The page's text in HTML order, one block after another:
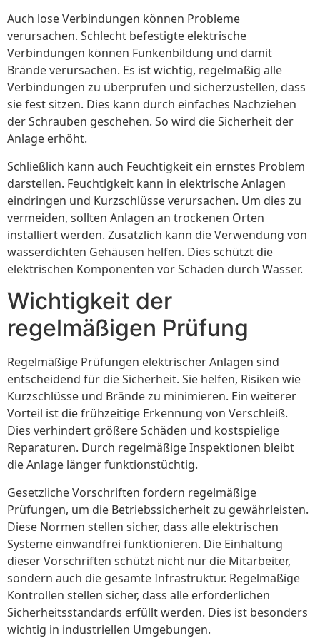
Auch lose Verbindungen können Probleme
verursachen. Schlecht befestigte elektrische
Verbindungen können Funkenbildung und damit
Brände verursachen. Es ist wichtig, regelmäßig alle
Verbindungen zu überprüfen und sicherzustellen, dass
sie fest sitzen. Dies kann durch einfaches Nachziehen
der Schrauben geschehen. So wird die Sicherheit der
Anlage erhöht.
Schließlich kann auch Feuchtigkeit ein ernstes Problem
darstellen. Feuchtigkeit kann in elektrische Anlagen
eindringen und Kurzschlüsse verursachen. Um dies zu
vermeiden, sollten Anlagen an trockenen Orten
installiert werden. Zusätzlich kann die Verwendung von
wasserdichten Gehäusen helfen. Dies schützt die
elektrischen Komponenten vor Schäden durch Wasser.
Wichtigkeit der
regelmäßigen Prüfung
Regelmäßige Prüfungen elektrischer Anlagen sind
entscheidend für die Sicherheit. Sie helfen, Risiken wie
Kurzschlüsse und Brände zu minimieren. Ein weiterer
Vorteil ist die frühzeitige Erkennung von Verschleiß.
Dies verhindert größere Schäden und kostspielige
Reparaturen. Durch regelmäßige Inspektionen bleibt
die Anlage länger funktionstüchtig.
Gesetzliche Vorschriften fordern regelmäßige
Prüfungen, um die Betriebssicherheit zu gewährleisten.
Diese Normen stellen sicher, dass alle elektrischen
Systeme einwandfrei funktionieren. Die Einhaltung
dieser Vorschriften schützt nicht nur die Mitarbeiter,
sondern auch die gesamte Infrastruktur. Regelmäßige
Kontrollen stellen sicher, dass alle erforderlichen
Sicherheitsstandards erfüllt werden. Dies ist besonders
wichtig in industriellen Umgebungen.